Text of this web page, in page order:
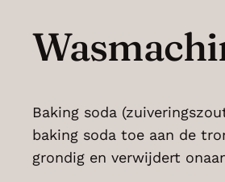
Baking soda
baking soda toe aan de
grondig en verwijdert